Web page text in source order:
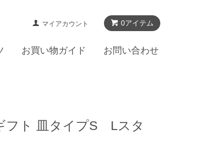
0アイテム
マイアカウント
お買い物ガイド お問い合わせ
ト 皿タイプS Lスタ